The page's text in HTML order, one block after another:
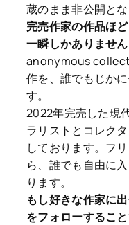
蔵のまま非公開とな
完売作家の作品ほ
一瞬しかありません
anonymous
作を、誰でもじか
す。
2022年完売した現
ラリストとコレク
しております。フ
ら、誰でも自由に
ります。
もし好きな作家に
をフォローするこ